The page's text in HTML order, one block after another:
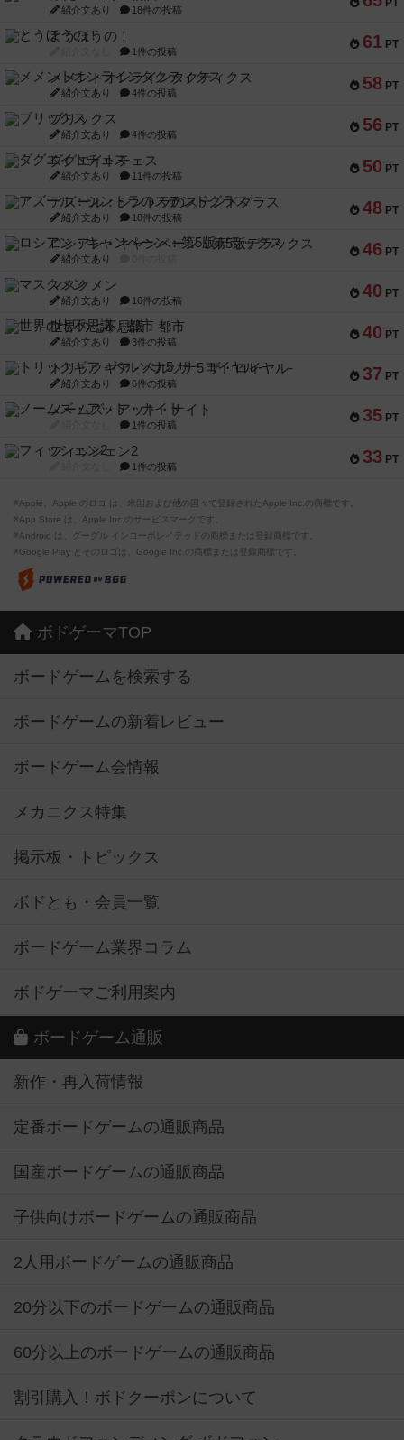
PT
紹介文あり 18件の投稿
61 PT
とうほうの！
1件の投稿
58 PT
メメントオンラインタクティクス
紹介文あり 4件の投稿
56 PT
ブリックス
紹介文あり 4件の投稿
50 PT
ダグエイトチェス
紹介文あり 11件の投稿
48 PT
アズール：シントラのステンドグラス
紹介文あり 18件の投稿
46 PT
ロシアン・キャンペーン：第5版デラックス
紹介文あり
40 PT
マスクメン
紹介文あり 16件の投稿
40 PT
世界の七不思議：都市
紹介文あり 3件の投稿
37 PT
トリックギア - ペルソナ5 ザ・ロイヤル-
紹介文あり 6件の投稿
35 PT
ノームズ・アット・ナイト
1件の投稿
33 PT
フィッシェン2
1件の投稿
※Apple、Apple のロゴ は、米国および他の国々で登録されたApple Inc.の商標です。
※App Store は、Apple Inc.のサービスマークです。
※Android は、グーグル インコーポレイテッドの商標または登録商標です。
※Google Play とそのロゴは、Google Inc.の商標または登録商標です。
ボドゲーマTOP
ボードゲームを検索する
ボードゲームの新着レビュー
ボードゲーム会情報
メカニクス特集
掲示板・トピックス
ボドとも・会員一覧
ボードゲーム業界コラム
ボドゲーマご利用案内
ボードゲーム通販
新作・再入荷情報
定番ボードゲームの通販商品
国産ボードゲームの通販商品
子供向けボードゲームの通販商品
2人用ボードゲームの通販商品
20分以下のボードゲームの通販商品
60分以上のボードゲームの通販商品
割引購入！ボドクーポンについて